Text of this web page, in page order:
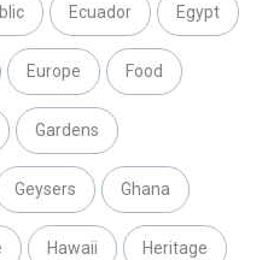
Ecuador Egypt
Europe Food
Gardens
Geysers Ghana
Hawaii Heritage